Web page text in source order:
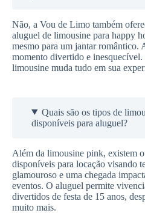
Não, a Vou de Limo também
aluguel de limousine para happy
mesmo para um jantar romântico.
momento divertido e
limousine muda tudo em sua
Quais são os tipos de
disponíveis para aluguel?
Além da limousine pink, existem
disponíveis para locação visando
glamouroso e uma chegada
eventos. O aluguel permite
divertidos de festa de 15 anos,
muito mais.